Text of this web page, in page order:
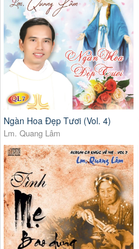
Ngàn Hoa Đẹp Tươi (Vol. 4)
Lm. Quang Lâm